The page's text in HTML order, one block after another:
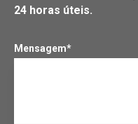
24 horas úteis.
Mensagem*